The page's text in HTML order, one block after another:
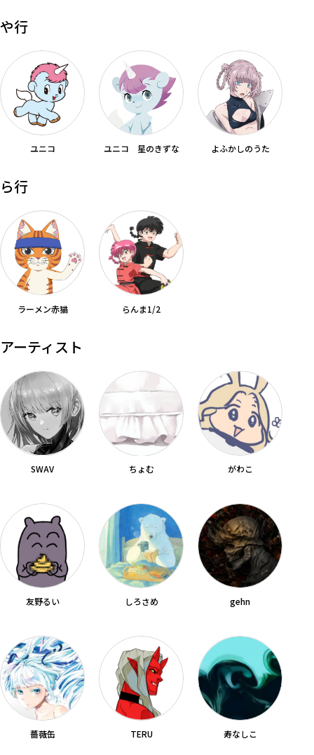
や行
ユニコ ユニコ 星のきずな よふかしのうた
ら行
ラーメン赤猫 らんま1/2
アーティスト
SWAV ちょむ がわこ
友野るい しろさめ gehn
薔薇缶 TERU 寿なしこ
作品
カテゴリ
予約販売
クリア 絞り込みする